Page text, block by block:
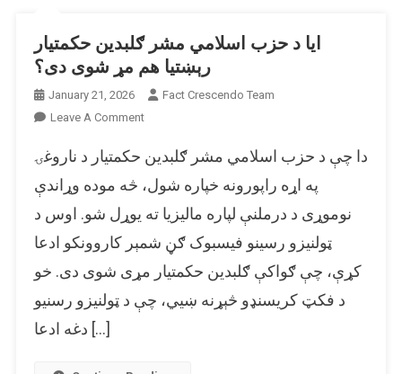
ایا د حزب اسلامي مشر ګلبدین حکمتیار
رېښتیا هم مړ شوی دی؟
January 21, 2026
Fact Crescendo Team
Leave A CommentOn
د
حزب
اسلامي
مشر
ګلبدین
رېښتیا
هم
دا چې د حزب اسلامي مشر ګلبدین حکمتیار د ناروغۍ
په اړه راپورونه خپاره شول، څه موده وړاندې
نوموړی د درملنې لپاره مالیزیا ته یوړل شو. اوس د
ټولنیزو رسینو فیسبوک ګڼ شمېر کاروونکو ادعا
کړې، چې ګواکې ګلبدین حکمتیار مړی شوی دی. خو
د فکټ کریسنډو څېړنه ښیي، چې د ټولنیزو رسنیو
دغه ادعا […]